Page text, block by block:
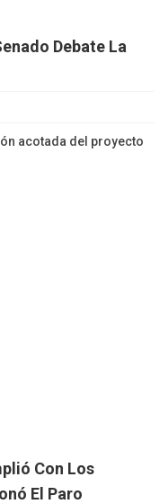
Debate La
acotada del proyecto
Con Los
El Paro